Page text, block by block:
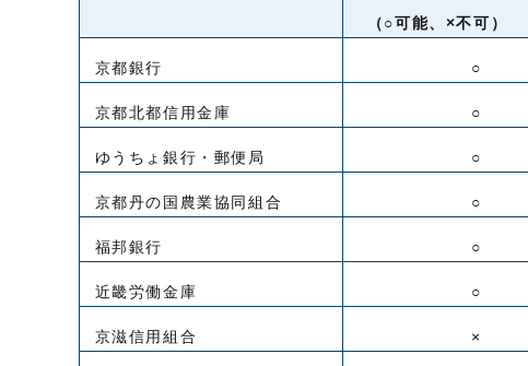
（○可能、×不可）
京都銀行 ○
京都北都信用金庫 ○
ゆうちょ銀行・郵便局 ○
京都丹の国農業協同組合 ○
福邦銀行 ○
近畿労働金庫 ○
京滋信用組合 ×